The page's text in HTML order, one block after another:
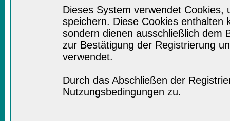
Dieses System verwendet
speichern. Diese Cookies enthalten
sondern dienen ausschließlich dem
zur Bestätigung der Registrierung
verwendet.
Durch das Abschließen der
Nutzungsbedingungen zu.